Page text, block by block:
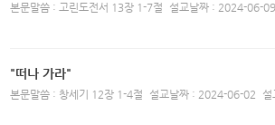
본문말씀 : 고린도전서 13장 1-7절 설교날짜 : 2024-06-09
"떠나 가라"
본문말씀 : 창세기 12장 1-4절 설교날짜 : 2024-06-02 설